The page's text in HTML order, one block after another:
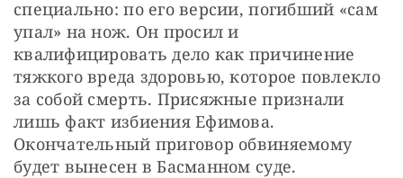
специально: по его версии, погибший «сам
упал» на нож. Он просил и
квалифицировать дело как причинение
тяжкого вреда здоровью, которое повлекло
за собой смерть. Присяжные признали
лишь факт избиения Ефимова.
Окончательный приговор обвиняемому
будет вынесен в Басманном суде.